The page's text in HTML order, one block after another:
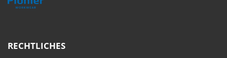
RECHTLICHES